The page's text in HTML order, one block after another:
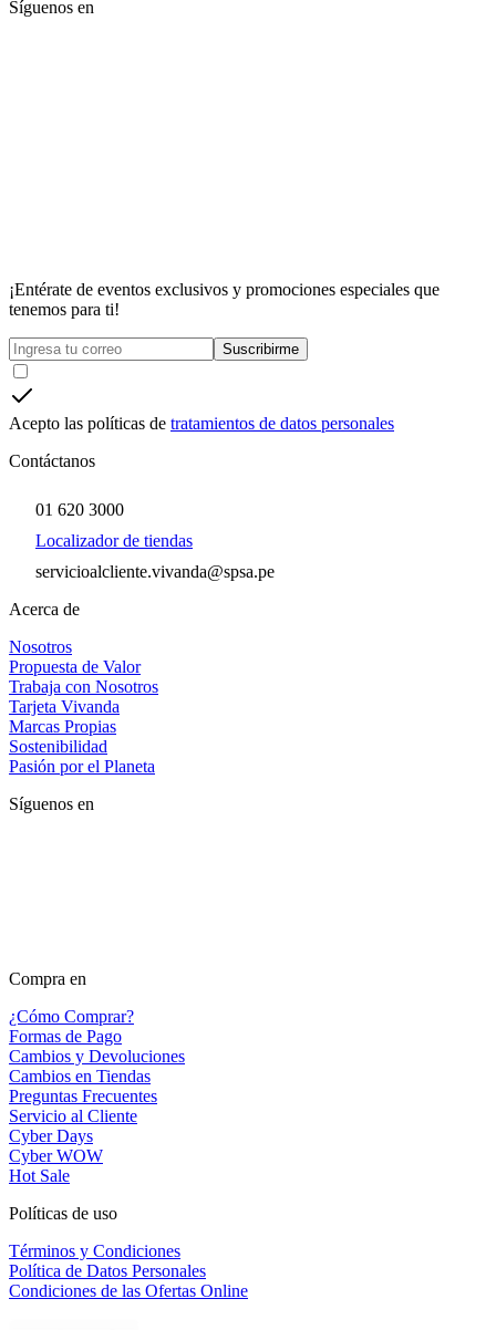
Síguenos en
¡Entérate de eventos exclusivos y promociones especiales que
tenemos para ti!
Suscribirme
Acepto las políticas de tratamientos de datos personales
Contáctanos
01 620 3000
Localizador de tiendas
servicioalcliente.vivanda@spsa.pe
Acerca de
Nosotros
Propuesta de Valor
Trabaja con Nosotros
Tarjeta Vivanda
Marcas Propias
Sostenibilidad
Pasión por el Planeta
Síguenos en
Compra en
¿Cómo Comprar?
Formas de Pago
Cambios y Devoluciones
Cambios en Tiendas
Preguntas Frecuentes
Servicio al Cliente
Cyber Days
Cyber WOW
Hot Sale
Políticas de uso
Términos y Condiciones
Política de Datos Personales
Condiciones de las Ofertas Online